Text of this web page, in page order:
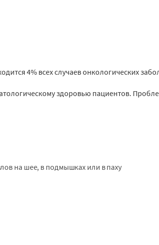
4% всех случаев онкологических
здоровью пациентов.
на шее, в подмышках или в паху